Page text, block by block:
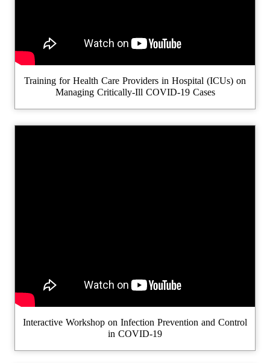
Training for Health Care Providers in Hospital (ICUs) on
Managing Critically-Ill COVID-19 Cases
Interactive Workshop on Infection Prevention and Control
in COVID-19